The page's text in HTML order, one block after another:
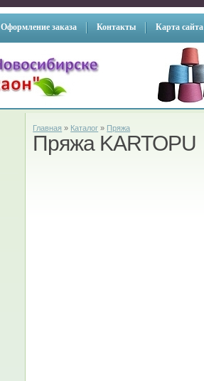
Оформление заказа Контакты Карта сайта
Главная » Каталог » Пряжа
Пряжа KARTOPU